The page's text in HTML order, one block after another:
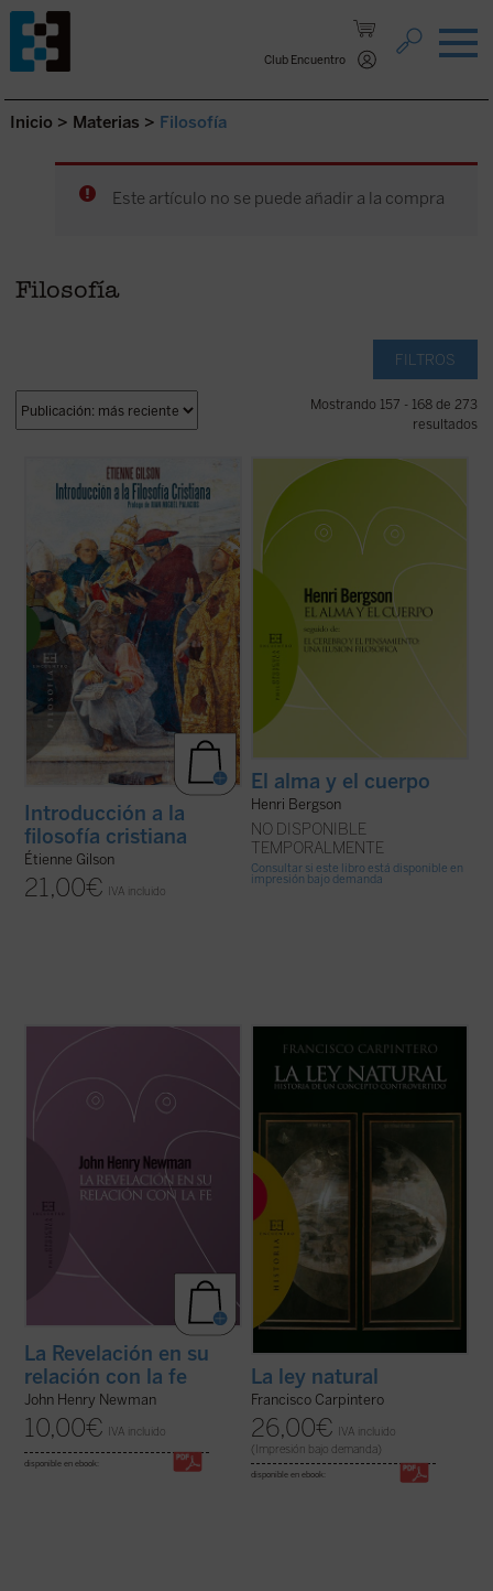
Club Encuentro
Saltar al contenido.
Inicio > Materias > Filosofía
Este artículo no se puede añadir a la compra
Filosofía
FILTROS
Mostrando 157 - 168 de 273
resultados
Prólogo de Juan Miguel Palacios
En este libro, inédito hasta ahora en
español, descubrimos un ensayo brillante
del Gilson maduro, una disertación otoñal
sobre las ideas más queridas del gran
medievalista, presentadas en tres ...
ficha)
Introducción a la
filosofía cristiana
Étienne Gilson
21,00€ IVA incluido
El problema de la relación cuerpo-alma es
de los que no dejan a nadie indiferente. Hay
que añadir además que es un problema
ineludible. Porque tanto si se admite la
dualidad última, metafísica, de ambos
términos, como si se niega, por ...
El alma y el cuerpo
Henri Bergson
NO DISPONIBLE
TEMPORALMENTE
Consultar si este libro está disponible en
impresión bajo demanda
español, J.H. Newman quiere responder a
la acusación de escepticismo que le
expone su ...
La Revelación en su
relación con la fe
John Henry Newman
10,00€ IVA incluido
disponible en ebook:
«Las doctrinas sobre el derecho natural se
han formado dentro de un esfuerzo
conjunto en el que han participado filósofos,
teólogos y juristas, paganos y cristianos».
simplismo o la ideologización con que ...
La ley natural
Francisco Carpintero
26,00€
IVA incluido
(Impresión bajo demanda)
disponible en ebook: